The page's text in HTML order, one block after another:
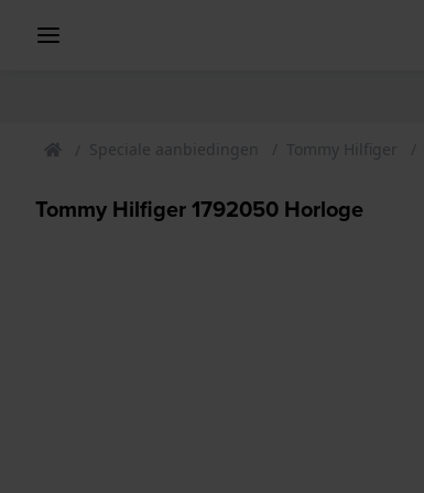
Speciale aanbiedingen Tommy Hilfiger
Tommy Hilfiger 1792050 Horloge